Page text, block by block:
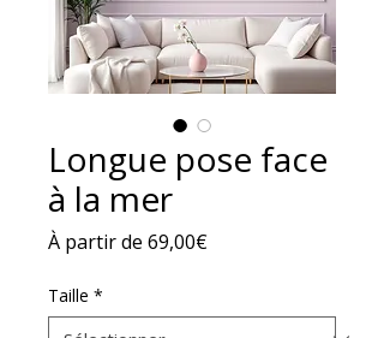
Longue pose face
à la mer
À partir de 69,00€Prix
Taille *